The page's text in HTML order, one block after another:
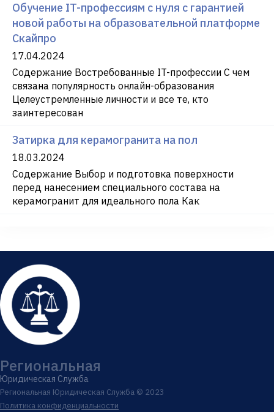
Обучение IT-профессиям с нуля с гарантией
новой работы на образовательной платформе
Скайпро
17.04.2024
Содержание Востребованные IT-профессии С чем
связана популярность онлайн-образования
Целеустремленные личности и все те, кто
заинтересован
Затирка для керамогранита на пол
18.03.2024
Содержание Выбор и подготовка поверхности
перед нанесением специального состава на
керамогранит для идеального пола Как
Региональная
Юридическая Служба
Региональная Юридическая Служба © 2023
Политика конфиденциальности